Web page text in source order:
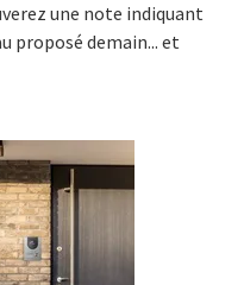
une note indiquant
proposé demain... et